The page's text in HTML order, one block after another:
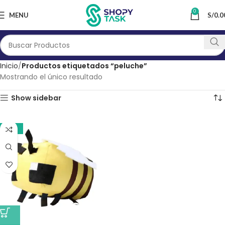
MENU 0 S/
Inicio Productos etiquetados “peluche”
Mostrando el único resultado
Show sidebar
-17%